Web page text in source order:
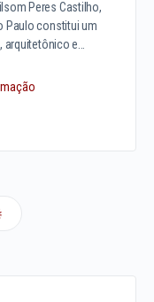
Peres Castilho,
Paulo constitui um
e…